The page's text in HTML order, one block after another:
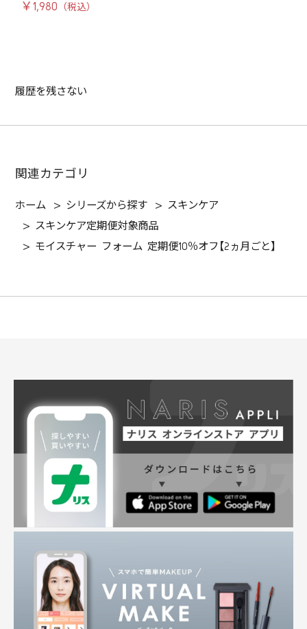
￥1,980
履歴を残さない
関連カテゴリ
ホーム > シリーズから探す > スキンケア
> スキンケア定期便対象商品
> モイスチャー フォーム 定期便10％オフ【2ヵ月ごと】